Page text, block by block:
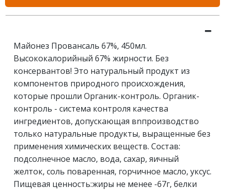
Майонез Провансаль 67%, 450мл.
Высококалорийный 67% жирности. Без
консервантов! Это натуральный продукт из
компонентов природного происхождения,
которые прошли Органик-контроль. Органик-
контроль - система контроля качества
ингредиентов, допускающая вnпроизводство
только натуральные продукты, выращенные без
применения химических веществ. Состав:
подсолнечное масло, вода, сахар, яичный
желток, соль поваренная, горчичное масло, уксус.
Пищевая ценность:жиры не менее -67г, белки